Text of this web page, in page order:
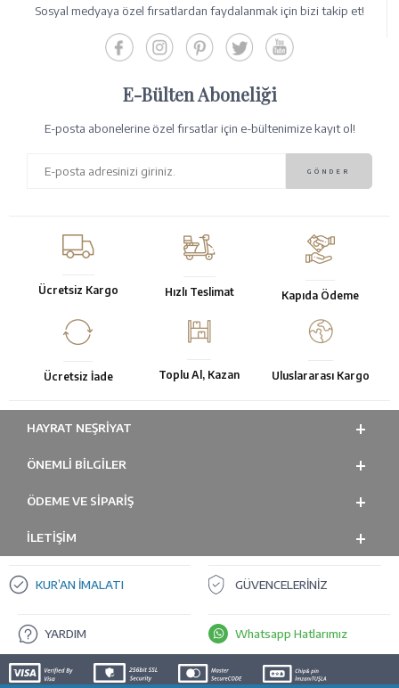
Sosyal medyaya özel fırsatlardan faydalanmak için bizi takip et!
E-Bülten Aboneliği
E-posta abonelerine özel fırsatlar için e-bültenimize kayıt ol!
Ücretsiz Kargo Hızlı Teslimat Kapıda Ödeme
Ücretsiz İade Toplu Al, Kazan Uluslararası Kargo
HAYRAT NEŞRIYAT
ÖNEMLI BILGILER
ÖDEME VE SİPARİŞ
İLETİŞİM
KUR’AN İMALATI GÜVENCELERİNİZ
YARDIM Whatsapp Hatlarımız